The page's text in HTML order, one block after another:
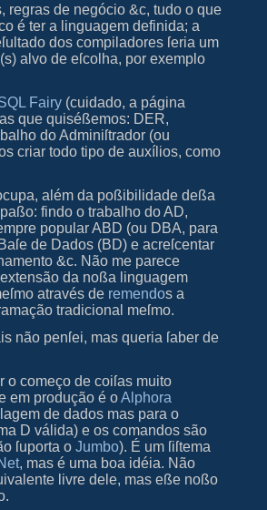
regras de negócio &c, tudo o que
é ter a linguagem definida; a
dos compiladores ſeria um
alvo de eſcolha, por exemplo
Fairy (cuidado, a página
que quiséßemos: DER,
do Adminiſtrador (ou
criar todo tipo de auxílios, como
além da poßibilidade deßa
paßo: findo o trabalho doAD,
popular ABD (ou DBA, para
de Dados (BD) e acreſcentar
&c. Não me parece
da noßa linguagem
através de remendos a
tradicional meſmo.
não penſei, mas queria ſaber de
o começo de coiſas muito
em produção é oAlphora
de dados mas para o
D válida) e os comandos são
ſuporta oJumbo). É um ſiſtema
, mas é uma boa idéia. Não
livre dele, mas eße noßo